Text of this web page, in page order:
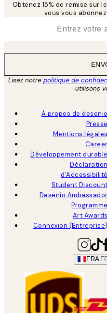
Obtenez 15% de remise sur
vous vous
Lisez notre politique de
utilisons
À propos de desenio
Presse
Mentions légales
Career
Développement durable
Déclaration
d'Accessibilité
Student Discount
Desenio Ambassador
Programme
Art Awards
Connexion (Entreprise)
FRA